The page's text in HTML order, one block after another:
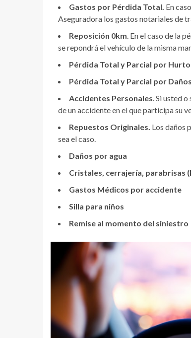
Gastos por Pérdida Total. En
Aseguradora los gastos notariales de
Reposición 0km . En el caso de la
se repondrá el vehículo de la misma
Pérdida Total y Parcial por Hurto
Pérdida Total y Parcial por Daños
Accidentes Personales . Si usted
de un accidente en el que participa su
Repuestos Originales. Los daños
sea el caso.
Daños por agua
Cristales, cerrajería, parabrisas
Gastos Médicos por accidente
Silla para niños
Remise al momento del siniestro